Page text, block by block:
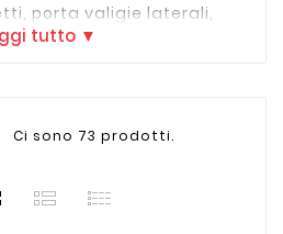
porta valigie laterali,
tappo, paramotore e
tutto ▼
Ci sono 73 prodotti.